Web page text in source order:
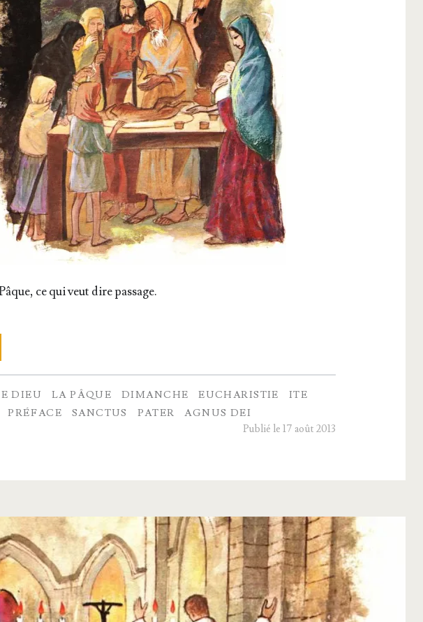
ce qui veut dire passage.
Pâque
DIEU LA PÂQUE DIMANCHE EUCHARISTIE
ITE
PRÉFACE SANCTUS PATER
AGNUS DEI
Publié le 17 août 2013